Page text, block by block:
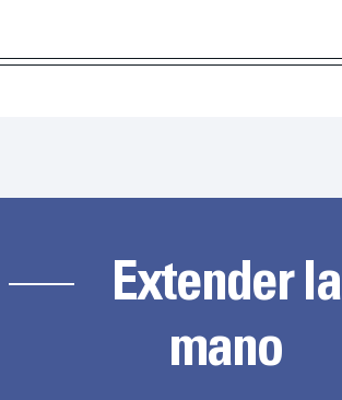
Extender la
mano